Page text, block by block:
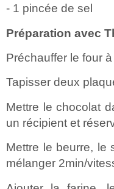
- 1 pincée de sel
Préparation avec
Préchauffer le four à
Tapisser deux
Mettre le chocolat
un récipient et
Mettre le beurre, le
mélanger 2min/